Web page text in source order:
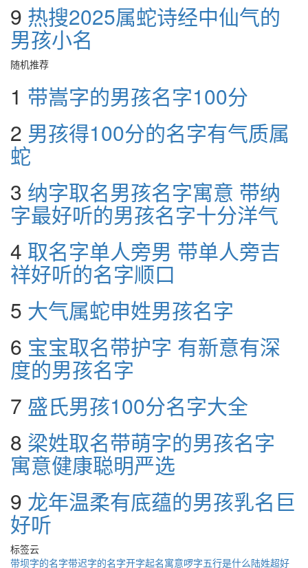
9 热搜2025属蛇诗经中仙气的
男孩小名
随机推荐
1 带嵩字的男孩名字100分
2 男孩得100分的名字有气质属
蛇
3 纳字取名男孩名字寓意 带纳
字最好听的男孩名字十分洋气
4 取名字单人旁男 带单人旁吉
祥好听的名字顺口
5 大气属蛇申姓男孩名字
6 宝宝取名带护字 有新意有深
度的男孩名字
7 盛氏男孩100分名字大全
8 梁姓取名带萌字的男孩名字
寓意健康聪明严选
9 龙年温柔有底蕴的男孩乳名巨
好听
标签云
带坝字的名字带迟字的名字开字起名寓意啰字五行是什么陆姓超好